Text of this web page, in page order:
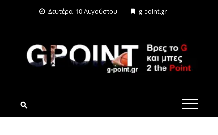
Δευτέρα, 10 Αυγούστου g-point.gr
G-POINT.GR